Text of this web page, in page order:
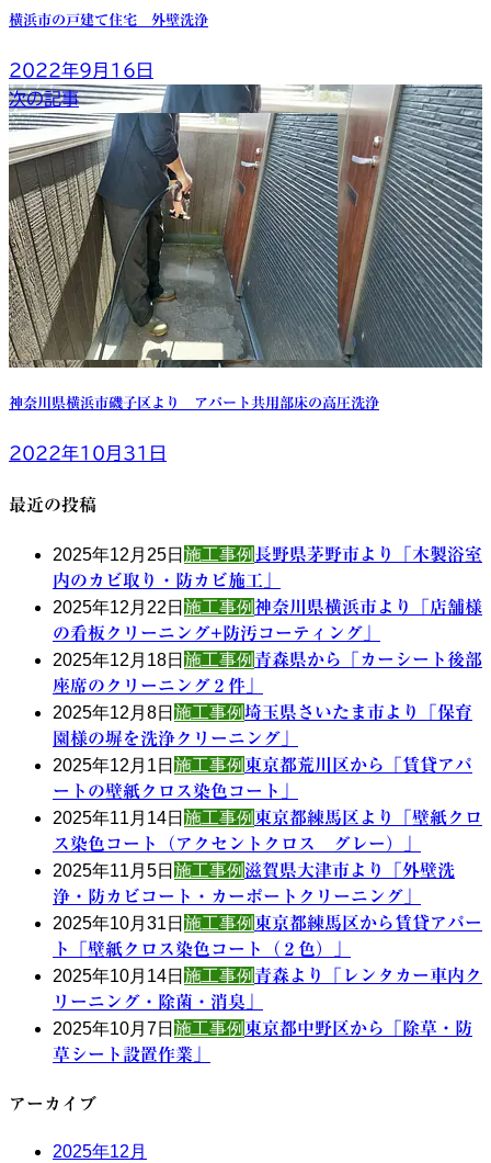
横浜市の戸建て住宅 外壁洗浄
2022年9月16日
次の記事
神奈川県横浜市磯子区より アパート共用部床の高圧洗浄
2022年10月31日
最近の投稿
2025年12月25日 施工事例 長野県茅野市より「木製浴室
内のカビ取り・防カビ施工」
2025年12月22日 施工事例神奈川県横浜市より「店舗様
の看板クリーニング+防汚コーティング」
2025年12月18日 施工事例 青森県から「カーシート後部
座席のクリーニング２件」
2025年12月8日 施工事例埼玉県さいたま市より「保育
園様の塀を洗浄クリーニング」
2025年12月1日 施工事例 東京都荒川区から「賃貸アパ
ートの壁紙クロス染色コート」
2025年11月14日 施工事例 東京都練馬区より「壁紙クロ
ス染色コート（アクセントクロス グレー）」
2025年11月5日 施工事例 滋賀県大津市より「外壁洗
浄・防カビコート・カーポートクリーニング」
2025年10月31日 施工事例 東京都練馬区から賃貸アパー
ト「壁紙クロス染色コート（２色）」
2025年10月14日 施工事例 青森より「レンタカー車内ク
リーニング・除菌・消臭」
2025年10月7日 施工事例 東京都中野区から「除草・防
草シート設置作業」
アーカイブ
2025年12月